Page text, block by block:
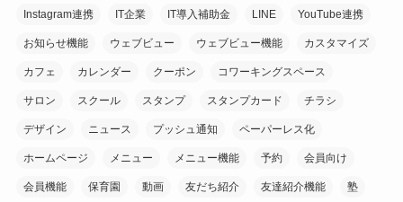
Instagram連携 IT企業 IT導入補助金 LINE YouTube連携
お知らせ機能 ウェブビュー ウェブビュー機能 カスタマイズ
カフェ カレンダー クーポン コワーキングスペース
サロン スクール スタンプ スタンプカード チラシ
デザイン ニュース プッシュ通知 ペーパーレス化
ホームページ メニュー メニュー機能 予約 会員向け
会員機能 保育園 動画 友だち紹介 友達紹介機能 塾